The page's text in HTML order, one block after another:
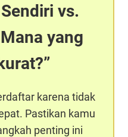
vs.
yang
karena tidak
Pastikan kamu
penting ini